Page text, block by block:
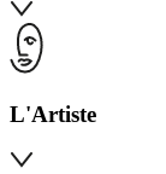
L'Artiste